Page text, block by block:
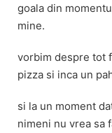
goala din
mine.
vorbim despre tot
pizza si inca un
si la un moment
nimeni nu vrea sa